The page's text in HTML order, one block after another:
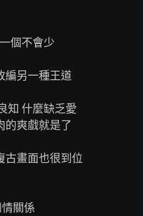
編另一種王道
知 什麼缺乏愛
的爽戲就是了
古畫面也很到位